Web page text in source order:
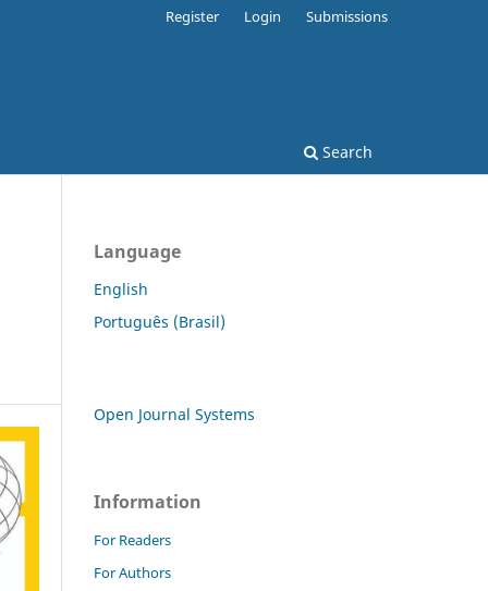
Search
Register Login Submissions
Language
English
Português (Brasil)
Open Journal Systems
Information
For Readers
For Authors